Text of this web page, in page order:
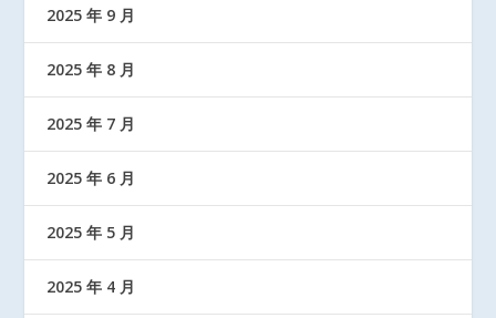
2025 年 9 月
2025 年 8 月
2025 年 7 月
2025 年 6 月
2025 年 5 月
2025 年 4 月